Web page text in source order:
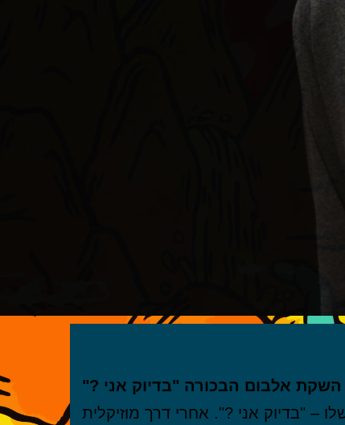
אלבום הבכורה "בדיוק אני ?"
הבכורה שלו – "בדיוק אני ?". אחרי דרך מוזיקלית